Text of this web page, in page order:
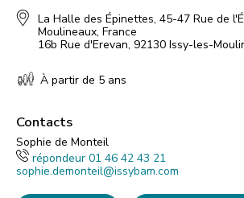
La Halle des Épinettes, 45-47 Rue de
Moulineaux, France
16b Rue d'Erevan, 92130 Issy-les-
À partir de 5 ans
Contacts
Sophie de Monteil
répondeur 01 46 42 43 21
sophie.demonteil@issybam.com